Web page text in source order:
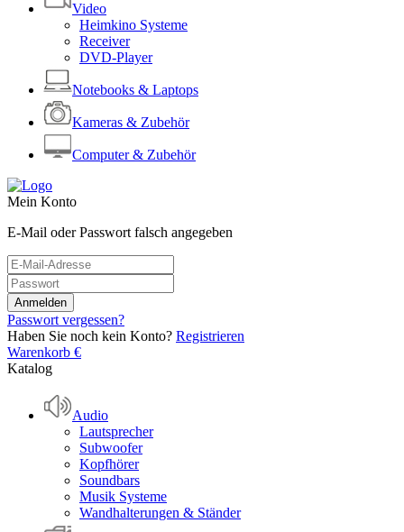
Video
Heimkino Systeme
Receiver
DVD-Player
Notebooks & Laptops
Kameras & Zubehör
Computer & Zubehör
Mein Konto
E-Mail oder Passwort falsch angegeben
Passwort vergessen?
Haben Sie noch kein Konto? Registrieren
Warenkorb €
Katalog
Audio
Lautsprecher
Subwoofer
Kopfhörer
Soundbars
Musik Systeme
Wandhalterungen & Ständer